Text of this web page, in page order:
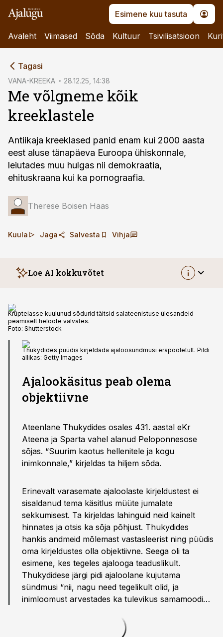
Esimene kuu tasuta
Avaleht Viimased Sõda Kultuur Tsivilisatsioon
Tagasi
VANA-KREEKA 28.12.25, 14:38
Me võlgneme kõik
kreeklastele
Antiikaja kreeklased panid enam kui 2000 aasta
eest aluse tänapäeva Euroopa ühiskonnale,
leiutades muu hulgas nii demokraatia,
ehituskraana kui ka pornograafia.
Therese Boisen Haas
Kuula Jaga Salvesta Vihja
Loe AI kokkuvõtet
Krüpteiasse kuulunud sõdurid täitsid salateenistuse ülesandeid
peamiselt heloote valvates.
Foto: Shutterstock
Thukydides püüdis kirjeldada ajaloosündmusi erapooletult. Pildi
allikas: Getty Images
Ajalookäsitus peab olema
objektiivne
Ateenlane Thukydides osales 431. aastal eKr
Ateena ja Sparta vahel alanud Peloponnesose
sõjas. “Suurim kaotus hellenitele ja kogu
inimkonnale,” kirjeldas ta hiljem sõda.
Erinevalt varasemate ajaloolaste kirjeldustest ei
sisaldanud tema käsitlus müüte jumalate
sekkumisest. Ta kirjeldas lahinguid neid kainelt
hinnates ja otsis ka sõja põhjust. Thukydides
hankis andmeid mõlemast vastasleerist ning püüdis
oma kirjeldustes olla objektiivne. Seega oli ta
esimene, kes tegeles ajalooga teaduslikult.
Thukydidese järgi pidi ajaloolane kujutama
sündmusi “nii, nagu need tegelikult olid, ja
inimloomust arvestades ka tulevikus samamoodi